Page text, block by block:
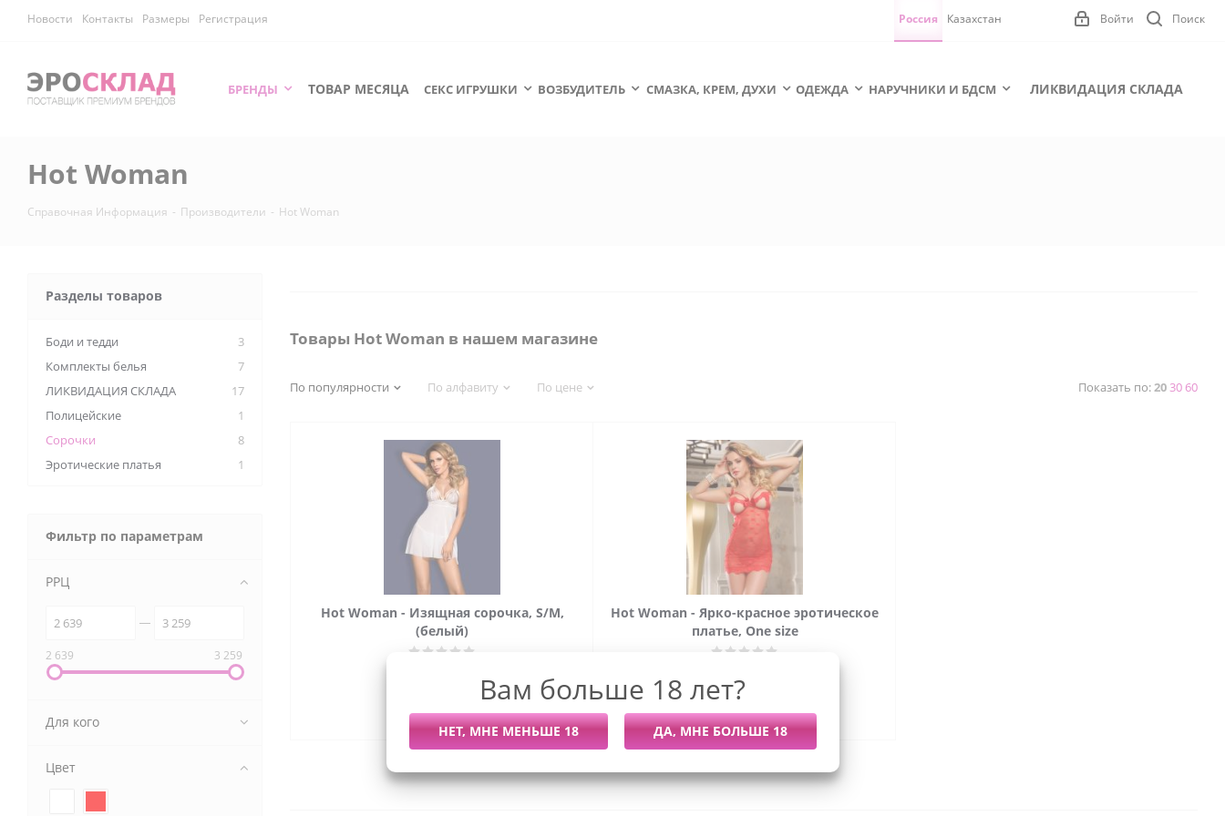
Новости Контакты Размеры Регистрация Поиск
Войти
Россия Казахстан
БРЕНДЫ ТОВАР МЕСЯЦА СЕКС ИГРУШКИ ВОЗБУДИТЕЛЬ СМАЗКА, КРЕМ, ДУХИ ОДЕЖДА НАРУЧНИКИ И БДСМ ЛИКВИДАЦИЯ СКЛАДА
Hot Woman
Справочная Информация - Производители - Hot Woman
Товары Hot Woman в нашем магазине
По популярности По алфавиту По цене Показать по:203060
Hot Woman - Изящная сорочка, S/M,
(белый)
/шт
Hot Woman - Ярко-красное эротическое
платье, One size
3 259 руб.
Разделы товаров
Боди и тедди
3
Комплекты белья
7
ЛИКВИДАЦИЯ СКЛАДА
17
Полицейские
1
Сорочки
8
Эротические платья
1
Фильтр по параметрам
РРЦ
2 639 3 259
Для кого
Цвет
Вам больше 18 лет?